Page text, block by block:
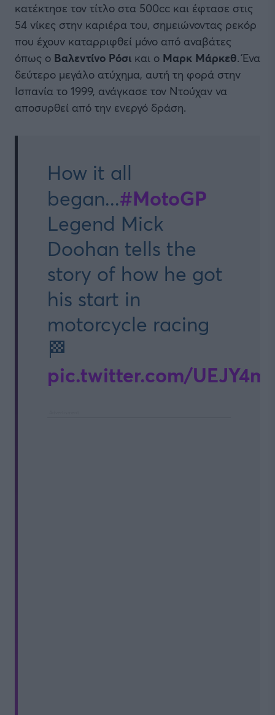
κατέκτησε τον τίτλο στα 500cc και έφτασε στις
54 νίκες στην καριέρα του, σημειώνοντας ρεκόρ
που έχουν καταρριφθεί μόνο από αναβάτες
όπως ο Βαλεντίνο Ρόσι και ο Μαρκ Μάρκεθ. Ένα
δεύτερο μεγάλο ατύχημα, αυτή τη φορά στην
Ισπανία το 1999, ανάγκασε τον Ντούχαν να
αποσυρθεί από την ενεργό δράση.
How it all
began...#MotoGP
Legend Mick
Doohan tells the
story of how he got
his start in
motorcycle racing
🏁
pic.twitter.com/